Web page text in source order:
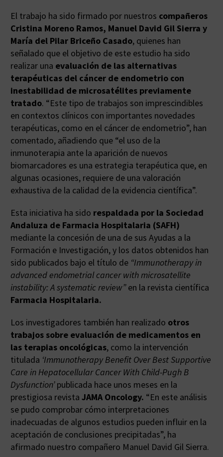
El trabajo ha sido firmado por nuestros compañeros
Cristina Moreno Ramos, Manuel David Gil Sierra y
María del Pilar Briceño Casado, quienes han
señalado que el objetivo de este estudio ha sido
realizar una evaluación de las alternativas
terapéuticas del cáncer de endometrio con
inestabilidad de microsatélites previamente
tratado. “Este tipo de trabajos son imprescindibles
en contextos clínicos con importantes novedades
terapéuticas, como en el cáncer de endometrio”, han
comentado, añadiendo que “el uso de la
inmunoterapia ante la aparición de nuevos
biomarcadores es una estrategia terapéutica que, en
algunas ocasiones, requiere de una valoración
exhaustiva de la calidad de la evidencia científica”.
Esta iniciativa ha sido respaldada por la Sociedad
Andaluza de Farmacia Hospitalaria (SAFH)
mediante la concesión de una de sus Ayudas a la
Formación e Investigación, y los datos obtenidos han
sido publicados bajo el título de “Immunotherapy in
advanced endometrial cancer with microsatellite
instability: A systematic review”en la revista científica
Farmacia Hospitalaria.
Los investigadores también han realizado otros
trabajos sobre evaluación de medicamentos en
las terapias oncológicas, como la intervención
titulada ‘Immunotherapy Benefit Over Best Supportive
Care in Hepatocellular Cancer With Child-Pugh B
Dysfunction’publicada hace unos meses en la
prestigiosa revista JAMA Oncology. “En este análisis
se pudo comprobar cómo interpretaciones
inadecuadas de algunos estudios pueden influir en la
aceptación de conclusiones precipitadas”, ha
afirmado nuestro compañero Manuel David Gil Sierra.